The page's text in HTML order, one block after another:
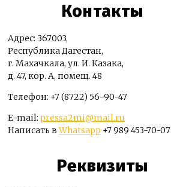
Контакты
Адрес: 367003,
Республика Дагестан,
г. Махачкала, ул. И. Казака,
д. 47, кор. А, помещ. 48
Телефон: +7 (8722) 56-90-47
E-mail: pressa2mi@mail.ru
Написать вWhatsapp +7 989 453-70-07
Реквизиты